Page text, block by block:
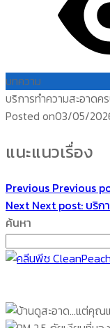
บทความ
บริการทำความสะอาด
Posted on03/05/
แนะแนวเรื่อง
Previous Previous
Next Next post: บริก
ค้นหา